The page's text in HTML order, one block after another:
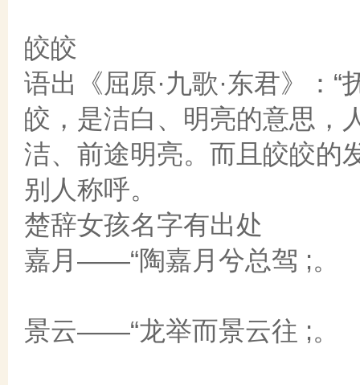
皎皎
语出《屈原·九歌·东君》：
皎，是洁白、明亮的意思，
洁、前途明亮。而且皎皎的
别人称呼。
楚辞女孩名字有出处
嘉月——“陶嘉月兮总驾 ;。
景云——“龙举而景云往 ;。